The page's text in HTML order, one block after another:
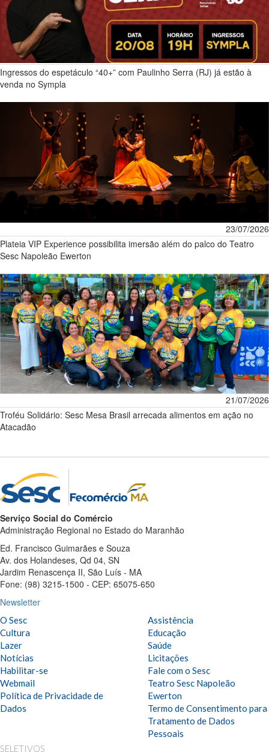
Ingressos do espetáculo “40+” com Paulinho Serra (RJ) já estão à
venda no Sympla
23/07/2026
Plateia VIP Experience possibilita imersão além do palco do Teatro
Sesc Napoleão Ewerton
21/07/2026
Troféu Solidário: Sesc Mesa Brasil arrecada alimentos em ação no
Atacadão
Serviço Social do Comércio
Administração Regional no Estado do Maranhão
Ed. Francisco Guimarães e Souza
Av. dos Holandeses, Qd 04, SN
Jardim Renascença II, São Luís - MA
Fone: (98) 3215-1500 - CEP: 65075-650
Newsletter
O Sesc
Assistência
Cultura
Educação
Lazer
Saúde
Notícias
Licitações
Habilitar-se
Fale com o Sesc
Webmail
Teatro Sesc Napoleão
Ewerton
Política de Privacidade de
Dados
Termo de Consentimento para
Tratamento de Dados
Pessoais
SELETIVOS